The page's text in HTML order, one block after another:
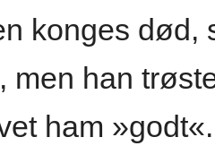
konges død,
men han
ham »godt«.